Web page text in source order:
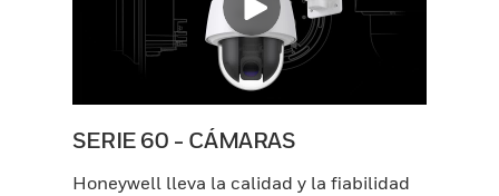
SERIE 60 - CÁMARAS
Honeywell lleva la calidad y la fiabilidad